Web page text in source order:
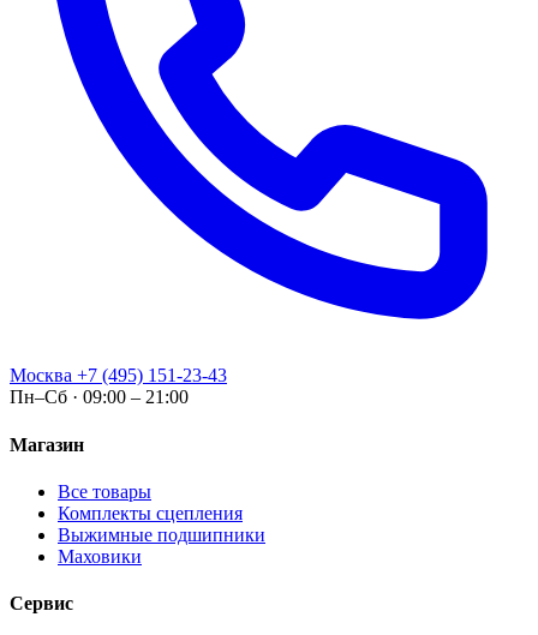
Москва +7 (495) 151-23-43
Пн–Сб · 09:00 – 21:00
Магазин
Все товары
Комплекты сцепления
Выжимные подшипники
Маховики
Сервис